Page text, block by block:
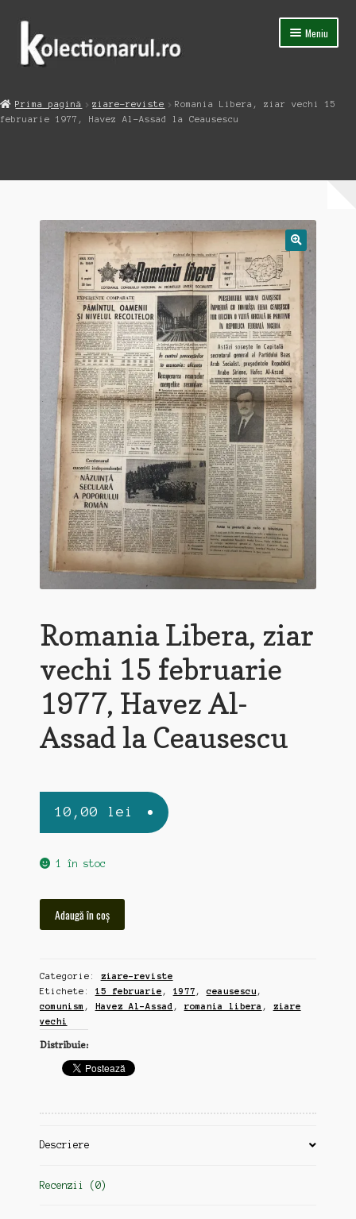
Sari
navigare
Sari
conținut
Meniu
Magazin
Prima pagină ziare-reviste
Romania Libera, ziar vechi 15
februarie 1977, Havez Al-Assad la Ceausescu
Romania Libera, ziar
vechi 15 februarie
1977, Havez Al-
Assad la Ceausescu
10,00 lei
1 în stoc
Romania
vechi
15
februarie
1977,
Havez
Ceausescu
Adaugă în coș
Categorie: ziare-reviste
Etichete: 15 februarie , 1977 ,ceausescu ,
comunism , Havez Al-Assad , romania libera , ziare
vechi
Distribuie:
Descriere
Recenzii (0)